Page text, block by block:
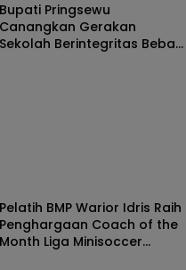
Bupati Pringsewu
Canangkan Gerakan
Sekolah Berintegritas Bebas
Pelatih BMP Warior Idris Raih
Penghargaan Coach of the
Month Liga Minisoccer